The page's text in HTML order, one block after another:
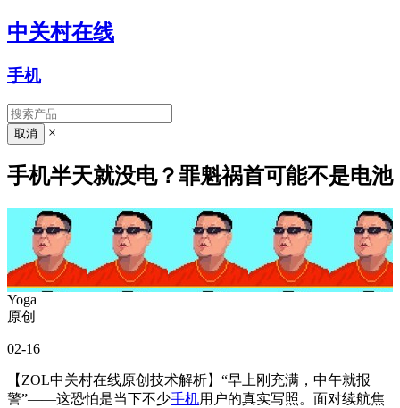
中关村在线
手机
×
手机半天就没电？罪魁祸首可能不是电池
Yoga
原创
02-16
【ZOL中关村在线原创技术解析】“早上刚充满，中午就报
警”——这恐怕是当下不少手机用户的真实写照。面对续航焦